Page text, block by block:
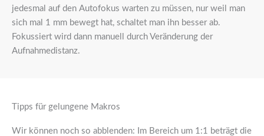
jedesmal auf den Autofokus warten zu müssen, nur weil man
sich mal 1 mm bewegt hat, schaltet man ihn besser ab.
Fokussiert wird dann manuell durch Veränderung der
Aufnahmedistanz.
Tipps für gelungene Makros
Wir können noch so abblenden: Im Bereich um 1:1 beträgt die